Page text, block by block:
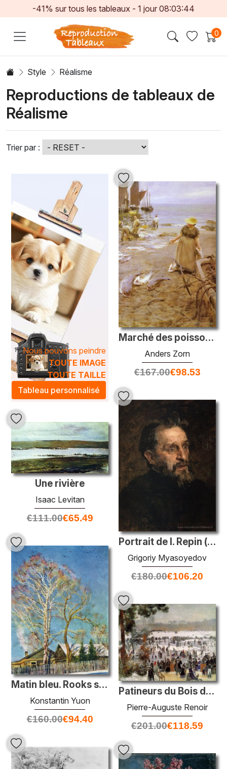
-41% sur tous les tableaux -1 jour 08:03:42
0
Style Réalisme
Reproductions de tableaux de
Réalisme
Trier par :
Nous pouvons peindre
TOUTE IMAGE
TOUTE TAILLE
Tableau personnalisé
Marché des poissons à St Ives
Anders Zorn
€167.00€98.53
Portrait de I. Repin (étude)
Grigoriy Myasoyedov
€180.00€106.20
Une rivière
Isaac Levitan
€111.00€65.49
Matin bleu. Rooks sur les bouleaux. Ligachevo
Konstantin Yuon
€160.00€94.40
Patineurs du Bois de Boulogne
Pierre-Auguste Renoir
€201.00€118.59